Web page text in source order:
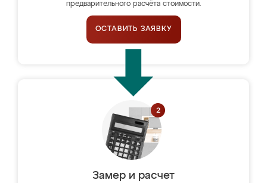
предварительного расчёта стоимости.
ОСТАВИТЬ ЗАЯВКУ
Замер и расчет